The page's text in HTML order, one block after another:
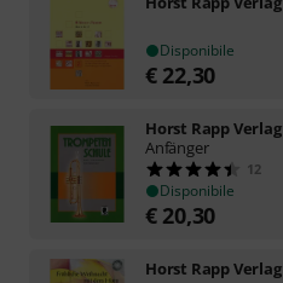
Disponibile
€ 22,30
Horst Rapp Verlag
Anfänger
12
Disponibile
€ 20,30
Horst Rapp Verlag